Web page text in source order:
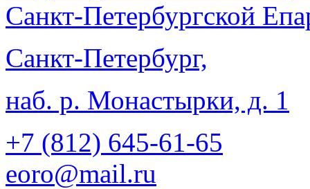
Санкт-Петербургской
Санкт-Петербург,
наб. р. Монастырки, д. 1
+7 (812) 645-61-65
eoro@mail.ru